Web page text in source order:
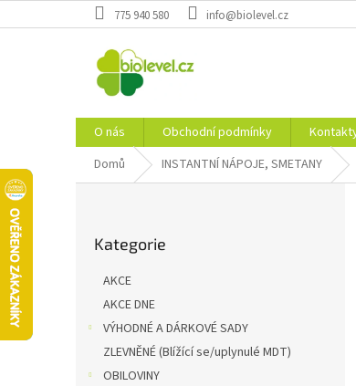
na
775 940 580 info@biolevel.cz
O nás Obchodní podmínky
Domů
INSTANTNÍ NÁPOJE, SMETANY
kategorie
Kategorie
AKCE
AKCE DNE
VÝHODNÉ A DÁRKOVÉ SADY
ZLEVNĚNÉ (Blížící se/uplynulé MDT)
OBILOVINY